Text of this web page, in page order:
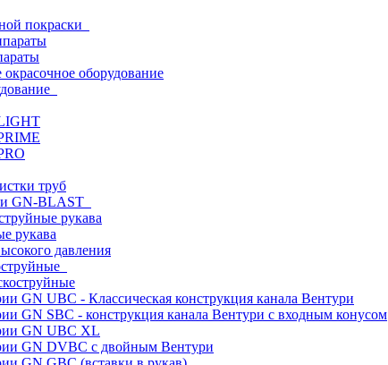
покраски
оборудование
труб
GN-BLAST
рукава
рукава
давления
GN UBC - Классическая конструкция канала Вентури
GN SBC - конструкция канала Вентури c входным конусом
GN UBC XL
GN DVBC с двойным Вентури